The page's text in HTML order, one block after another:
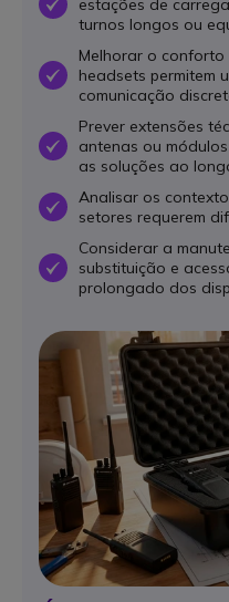
OKestações de
turnos longos ou
OK
Melhorar o conforto
headsets permitem
comunicação
OK
Prever extensões
antenas ou
as soluções ao
OKAnalisar os
setores requerem
OK
Considerar a
substituição e
prolongado dos